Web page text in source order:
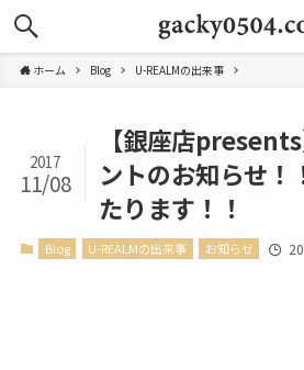
ホーム Blog U-REALMの出来事
【銀座店
ントのお知らせ！
たります！！
2017
11/08
Blog U-REALMの出来事 お知らせ